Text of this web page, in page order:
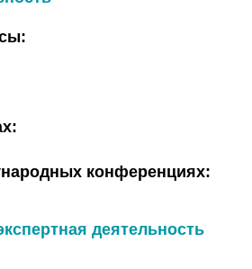
конференциях:
деятельность